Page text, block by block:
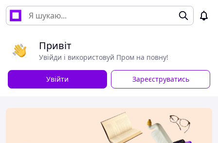
Привіт
Увійди і використовуй Пром на повну!
Увійти Зареєструватись